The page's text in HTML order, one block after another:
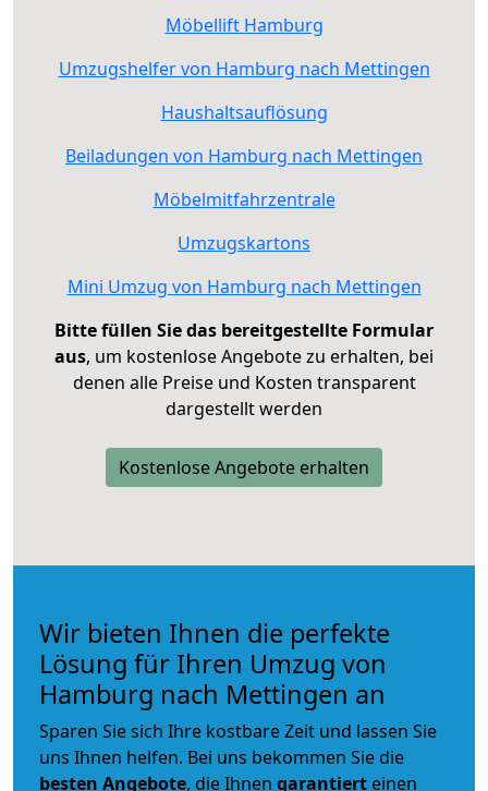
Möbellift Hamburg
Umzugshelfer von Hamburg nach Mettingen
Haushaltsauflösung
Beiladungen von Hamburg nach Mettingen
Möbelmitfahrzentrale
Umzugskartons
Mini Umzug von Hamburg nach Mettingen
Bitte füllen Sie das bereitgestellte Formular
aus, um kostenlose Angebote zu erhalten, bei
denen alle Preise und Kosten transparent
dargestellt werden
Kostenlose Angebote erhalten
Wir bieten Ihnen die perfekte
Lösung für Ihren Umzug von
Hamburg nach Mettingen an
Sparen Sie sich Ihre kostbare Zeit und lassen Sie
uns Ihnen helfen. Bei uns bekommen Sie die
besten Angebote, die Ihnen garantiert einen